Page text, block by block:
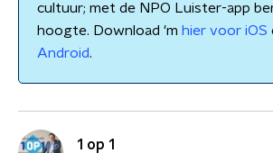
cultuur; met de NPO Luister-app
hoogte. Download 'm hier voor iOS
Android.
1 op 1